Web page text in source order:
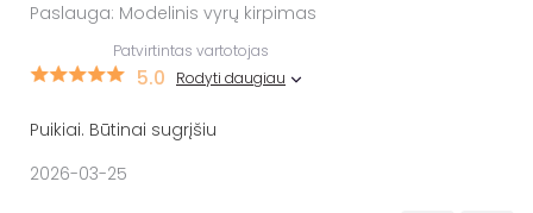
Paslauga: Modelinis vyrų kirpimas
Patvirtintas vartotojas
5.0 Rodyti daugiau
Puikiai. Būtinai sugrįšiu
2026-03-25